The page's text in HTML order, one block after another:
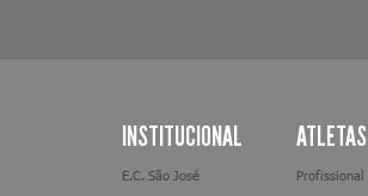
INSTITUCIONAL
E.C. São José
ATLETAS
Profissional